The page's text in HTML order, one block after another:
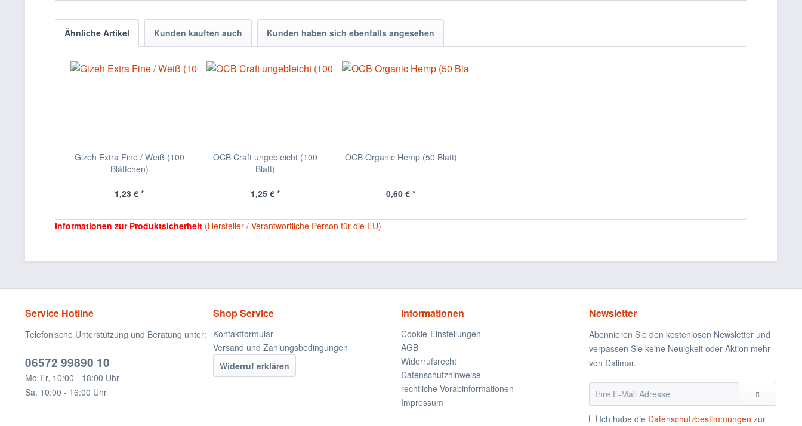
Ähnliche Artikel Kunden kauften auch Kunden haben sich ebenfalls angesehen
Gizeh Extra Fine / Weiß (100
Blättchen)
1,23 € *
OCB Craft ungebleicht (100
Blatt)
1,25 € *
OCB Organic Hemp (50 Blatt)
0,60 € *
Informationen zur Produktsicherheit (Hersteller / Verantwortliche Person für die EU)
Service Hotline
Telefonische Unterstützung und Beratung unter:
06572 99890 10
Mo-Fr, 10:00 - 18:00 Uhr
Sa, 10:00 - 16:00 Uhr
Shop Service
Kontaktformular
Versand und Zahlungsbedingungen
Widerruf erklären
Informationen
Cookie-Einstellungen
AGB
Widerrufsrecht
Datenschutzhinweise
rechtliche Vorabinformationen
Impressum
Newsletter
Abonnieren Sie den kostenlosen Newsletter und
verpassen Sie keine Neuigkeit oder Aktion mehr
von Dalimar.
Ich habe die Datenschutzbestimmungen zur